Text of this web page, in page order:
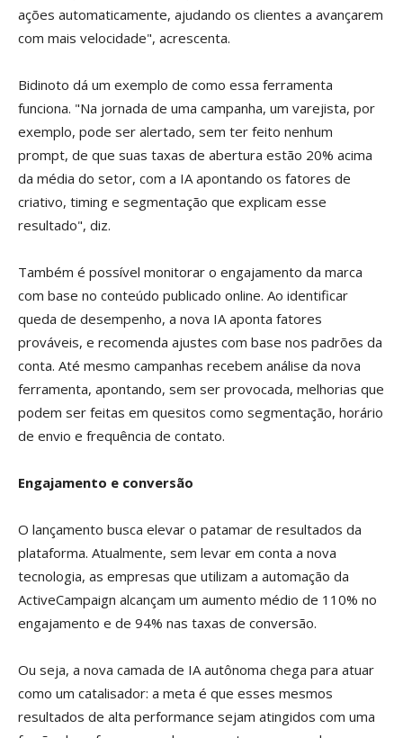
ações automaticamente, ajudando os clientes a avançarem
com mais velocidade", acrescenta.
Bidinoto dá um exemplo de como essa ferramenta
funciona. "Na jornada de uma campanha, um varejista, por
exemplo, pode ser alertado, sem ter feito nenhum
prompt, de que suas taxas de abertura estão 20% acima
da média do setor, com a IA apontando os fatores de
criativo, timing e segmentação que explicam esse
resultado", diz.
Também é possível monitorar o engajamento da marca
com base no conteúdo publicado online. Ao identificar
queda de desempenho, a nova IA aponta fatores
prováveis, e recomenda ajustes com base nos padrões da
conta. Até mesmo campanhas recebem análise da nova
ferramenta, apontando, sem ser provocada, melhorias que
podem ser feitas em quesitos como segmentação, horário
de envio e frequência de contato.
Engajamento e conversão
O lançamento busca elevar o patamar de resultados da
plataforma. Atualmente, sem levar em conta a nova
tecnologia, as empresas que utilizam a automação da
ActiveCampaign alcançam um aumento médio de 110% no
engajamento e de 94% nas taxas de conversão.
Ou seja, a nova camada de IA autônoma chega para atuar
como um catalisador: a meta é que esses mesmos
resultados de alta performance sejam atingidos com uma